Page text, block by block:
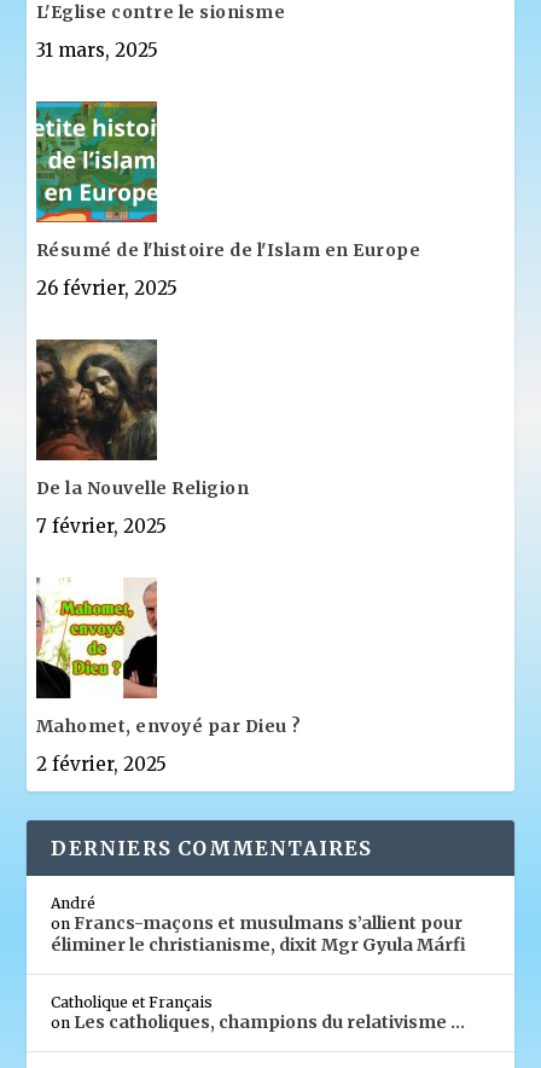
L'Eglise contre le sionisme
31 mars, 2025
Résumé de l'histoire de l'Islam en Europe
26 février, 2025
De la Nouvelle Religion
7 février, 2025
Mahomet, envoyé par Dieu ?
2 février, 2025
DERNIERS COMMENTAIRES
André
onFrancs-maçons et musulmans s’allient pour
éliminer le christianisme, dixit Mgr Gyula Márfi
Catholique et Français
on Les catholiques, champions du relativisme …